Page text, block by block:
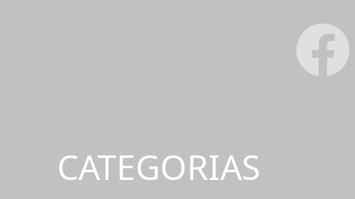
CATEGORIAS